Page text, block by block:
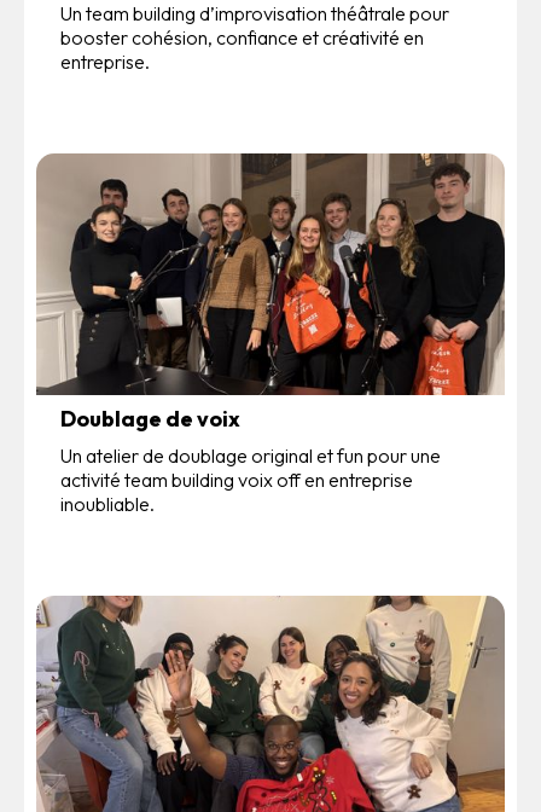
Un team building d’improvisation théâtrale pour
booster cohésion, confiance et créativité en
entreprise.
Doublage de voix
Un atelier de doublage original et fun pour une
activité team building voix off en entreprise
inoubliable.